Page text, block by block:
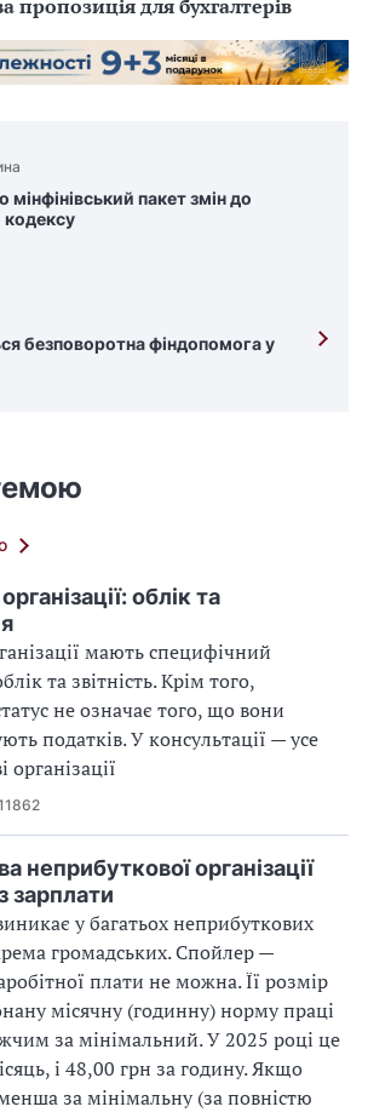
пропозиція для бухгалтерів
пакет змін до
безповоротна фіндопомога у
облік та
мають специфічний
та звітність. Крім того,
не означає того, що вони
податків. У консультації — усе
неприбуткової організації
зарплати
у багатьох неприбуткових
громадських. Спойлер —
плати не можна. Її розмір
місячну (годинну) норму праці
за мінімальний. У 2025 році це
і 48,00 грн за годину. Якщо
за мінімальну (за повністю